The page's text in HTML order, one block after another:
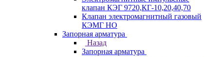
клапан КЭГ 9720,КГ-10,20,40,70
Клапан электромагнитный газовый
КЭМГ НО
Запорная арматура
Назад
Запорная арматура